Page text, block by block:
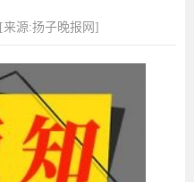
[来源:扬子晚报网]